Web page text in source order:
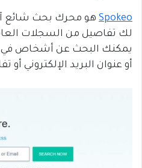
Spokeo هو محرك بحث شائع
لك تفاصيل من السجلات
أو عنوان البريد الإلكتروني